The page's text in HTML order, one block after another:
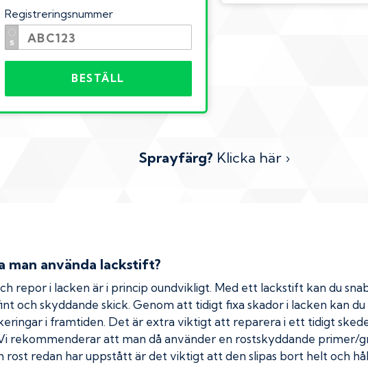
Registreringsnummer
BESTÄLL
Sprayfärg? Klicka här ›
man använda lackstift?
repor i lacken är i princip oundvikligt. Med ett lackstift kan du
och skyddande skick. Genom att tidigt fixa skador i lacken kan
i framtiden. Det är extra viktigt att reparera i ett tidigt
rekommenderar att man då använder en rostskyddande primer/
rost redan har uppstått är det viktigt att den slipas bort helt och